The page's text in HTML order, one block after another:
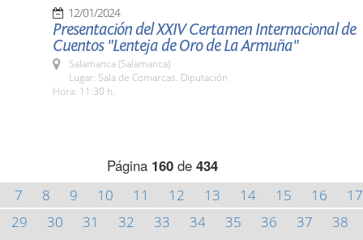
12/01/2024
Presentación del XXIV Certamen Internacional de
Cuentos "Lenteja de Oro de La Armuña"
Salamanca (Salamanca)
Lugar: Sala de Comarcas. Diputación
Hora: 11:30 h.
Página 160de 434
7 8 9 10 11 12 13 14 15 16 17
29 30 31 32 33 34 35 36 37 38